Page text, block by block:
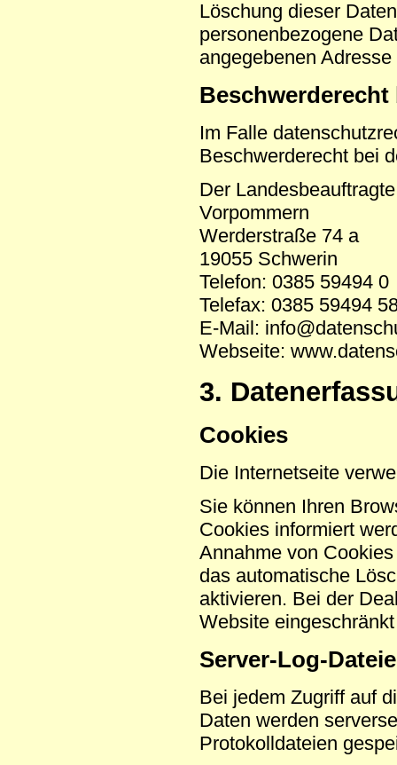
Löschung dieser
personenbezogene
angegebenen
Im Falle
Beschwerderecht bei
Der
Vorpommern
Werderstraße 74 a
19055 Schwerin
Telefon: 0385 59494 0
Telefax: 0385 59494
E-Mail:
Webseite:
3.
Cookies
Die Internetseite
Sie können Ihren
Cookies informiert
Annahme von
das automatische
aktivieren. Bei der
Website
Server-Log-
Bei jedem Zugriff auf
Daten werden
Protokolldateien